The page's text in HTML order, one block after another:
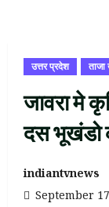
उत्तर प्रदेश
जावरा मे
दस भूखंडो
indiantvnews
September